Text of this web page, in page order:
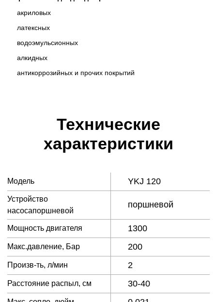
акриловыx
латексных
водоэмульсионных
алкидных
антикоррозийных и прочих покрытий
Технические
характеристики
Модель YKJ 120
Устройство
насосапоршневой
поршневой
Мощность двигателя 1300
Макс.давление, Бар 200
Произв-ть, л/мин 2
Расстояние распыл, см 30-40